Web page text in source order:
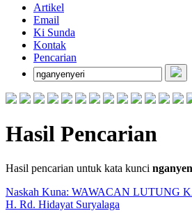
Artikel
Email
Ki Sunda
Kontak
Pencarian
Hasil Pencarian
Hasil pencarian untuk kata kunci
Naskah Kuna: WAWACAN LUTUNG
H. Rd. Hidayat Suryalaga